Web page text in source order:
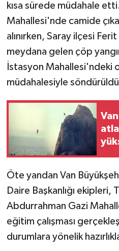
kısa sürede müdahale
Mahallesi'nde camide
alınırken, Saray ilçesi
meydana gelen çöp
İstasyon Mahallesi'ndeki
müdahalesiyle
Öte yandan Van
Daire Başkanlığı ekipleri,
Abdurrahman Gazi
eğitim çalışması
durumlara yönelik